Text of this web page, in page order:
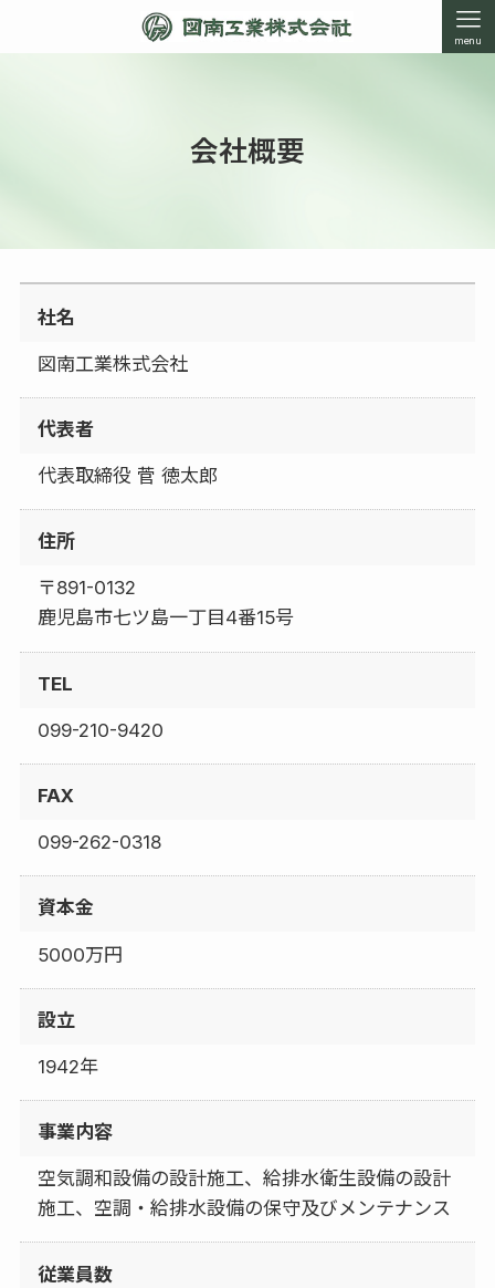
menu
会社概要
社名
図南工業株式会社
代表者
代表取締役 菅 徳太郎
住所
〒891-0132
鹿児島市七ツ島一丁目4番15号
TEL
099-210-9420
FAX
099-262-0318
資本金
5000万円
設立
1942年
事業内容
空気調和設備の設計施工、給排水衛生設備の設計
施工、空調・給排水設備の保守及びメンテナンス
従業員数